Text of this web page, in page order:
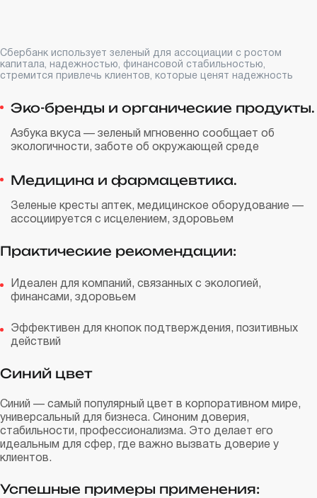
Сбербанк использует зеленый для ассоциации с ростом
капитала, надежностью, финансовой стабильностью,
стремится привлечь клиентов, которые ценят надежность
Эко-бренды и органические продукты.
Азбука вкуса — зеленый мгновенно сообщает об
экологичности, заботе об окружающей среде
Медицина и фармацевтика.
Зеленые кресты аптек, медицинское оборудование —
ассоциируется с исцелением, здоровьем
Практические рекомендации:
Идеален для компаний, связанных с экологией,
финансами, здоровьем
Эффективен для кнопок подтверждения, позитивных
действий
Синий цвет
Синий — самый популярный цвет в корпоративном мире,
универсальный для бизнеса. Синоним доверия,
стабильности, профессионализма. Это делает его
идеальным для сфер, где важно вызвать доверие у
клиентов.
Успешные примеры применения: